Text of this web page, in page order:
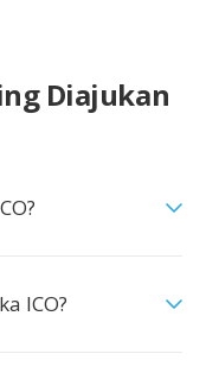
Diajukan
ICO?